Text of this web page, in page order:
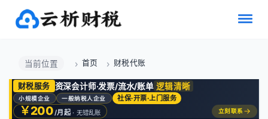
当前位置 首页 财税代账
财税服务 资深会计师·发票/流水/账单 逻辑清晰
小规模企业 一般纳税人企业 社保·开票·上门服务
￥200/月起 · 无错乱账 立刻联系 →